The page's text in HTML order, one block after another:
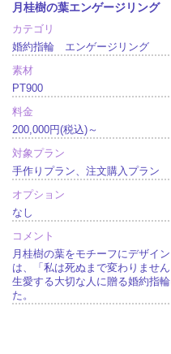
月桂樹の葉エンゲージリング
カテゴリ
婚約指輪 エンゲージリング
素材
PT900
料金
200,000円(税込)～
対象プラン
手作りプラン、注文購入プラン
オプション
なし
コメント
月桂樹の葉をモチーフにデザイ
は、「私は死ぬまで変わりませ
生愛する大切な人に贈る婚約指
た。